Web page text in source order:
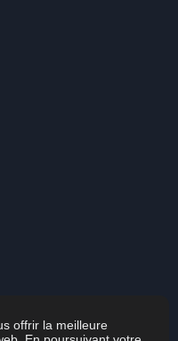
offrir la meilleure